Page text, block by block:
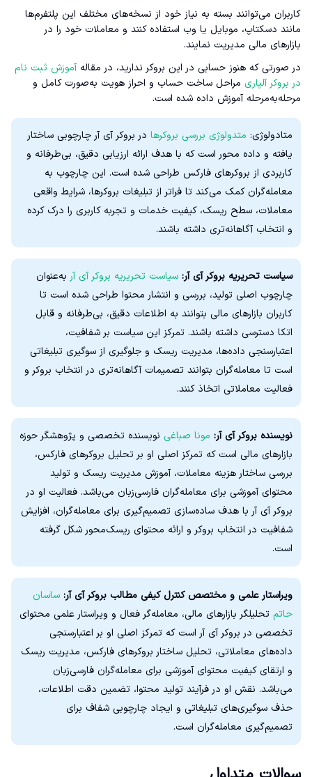
کاربران می‌توانند بسته به نیاز خود از نسخه‌های مختلف این پلتفرم‌ها
مانند دسکتاپ، موبایل یا وب استفاده کنند و معاملات خود را در
بازارهای مالی مدیریت نمایند.
در صورتی که هنوز حسابی در این بروکر ندارید، در مقاله آموزش ثبت نام
در بروکر آلپاری مراحل ساخت حساب و احراز هویت به‌صورت کامل و
مرحله‌به‌مرحله آموزش داده شده است.
متادولوژی: متدولوژی بررسی بروکرها در بروکر آی آر چارچوبی ساختار
یافته و داده‌ محور است که با هدف ارائه ارزیابی دقیق، بی‌طرفانه و
کاربردی از بروکرهای فارکس طراحی شده است. این چارچوب به
معامله‌گران کمک می‌کند تا فراتر از تبلیغات بروکرها، شرایط واقعی
معاملات، سطح ریسک، کیفیت خدمات و تجربه کاربری را درک کرده
و انتخاب آگاهانه‌تری داشته باشند.
سیاست تحریریه بروکر آی آر: سیاست تحریریه بروکر آی آر به‌عنوان
چارچوب اصلی تولید، بررسی و انتشار محتوا طراحی شده است تا
کاربران بازارهای مالی بتوانند به اطلاعات دقیق، بی‌طرفانه و قابل
اتکا دسترسی داشته باشند. تمرکز این سیاست بر شفافیت،
اعتبارسنجی داده‌ها، مدیریت ریسک و جلوگیری از سوگیری تبلیغاتی
است تا معامله‌گران بتوانند تصمیمات آگاهانه‌تری در انتخاب بروکر و
فعالیت معاملاتی اتخاذ کنند.
نویسنده بروکر آی آر: مونا صباغی نویسنده تخصصی و پژوهشگر حوزه
بازارهای مالی است که تمرکز اصلی او بر تحلیل بروکرهای فارکس،
بررسی ساختار هزینه معاملات، آموزش مدیریت ریسک و تولید
محتوای آموزشی برای معامله‌گران فارسی‌زبان می‌باشد. فعالیت او در
بروکر آی آر با هدف ساده‌سازی تصمیم‌گیری برای معامله‌گران، افزایش
شفافیت در انتخاب بروکر و ارائه محتوای ریسک‌محور شکل گرفته
است.
ویراستار علمی و مختصص کنترل کیفی مطالب بروکر آی آر: ساسان
حاتم تحلیلگر بازارهای مالی، معامله‌گر فعال و ویراستار علمی محتوای
تخصصی در بروکر آی آر است که تمرکز اصلی او بر اعتبارسنجی
داده‌های معاملاتی، تحلیل ساختار بروکرهای فارکس، مدیریت ریسک
و ارتقای کیفیت محتوای آموزشی برای معامله‌گران فارسی‌زبان
می‌باشد. نقش او در فرآیند تولید محتوا، تضمین دقت اطلاعات،
حذف سوگیری‌های تبلیغاتی و ایجاد چارچوبی شفاف برای
تصمیم‌گیری معامله‌گران است.